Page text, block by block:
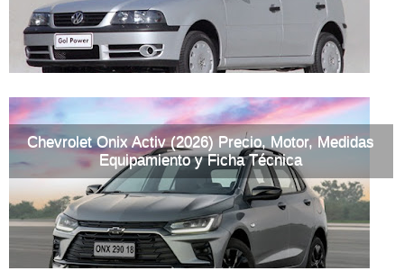
Chevrolet Onix Activ (2026) Precio, Motor, Medidas
Equipamiento y Ficha Técnica